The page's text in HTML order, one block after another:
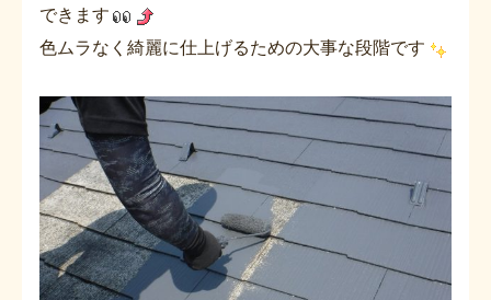
できます
色ムラなく綺麗に仕上げるための大事な段階です